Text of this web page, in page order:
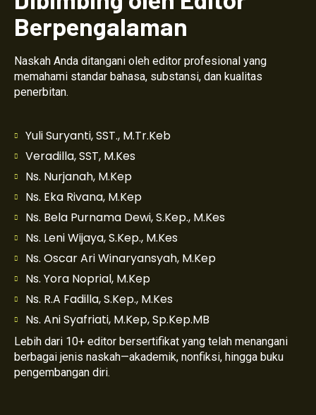
Berpengalaman
Naskah Anda ditangani oleh editor profesional yang
memahami standar bahasa, substansi, dan kualitas
penerbitan.
Yuli Suryanti, SST., M.Tr.Keb
Veradilla, SST, M.Kes
Ns. Nurjanah, M.Kep
Ns. Eka Rivana, M.Kep
Ns. Bela Purnama Dewi, S.Kep., M.Kes
Ns. Leni Wijaya, S.Kep., M.Kes
Ns. Oscar Ari Winaryansyah, M.Kep
Ns. Yora Noprial, M.Kep
Ns. R.A Fadilla, S.Kep., M.Kes
Ns. Ani Syafriati, M.Kep, Sp.Kep.MB
Lebih dari 10+ editor bersertifikat yang telah menangani
berbagai jenis naskah—akademik, nonfiksi, hingga buku
pengembangan diri.